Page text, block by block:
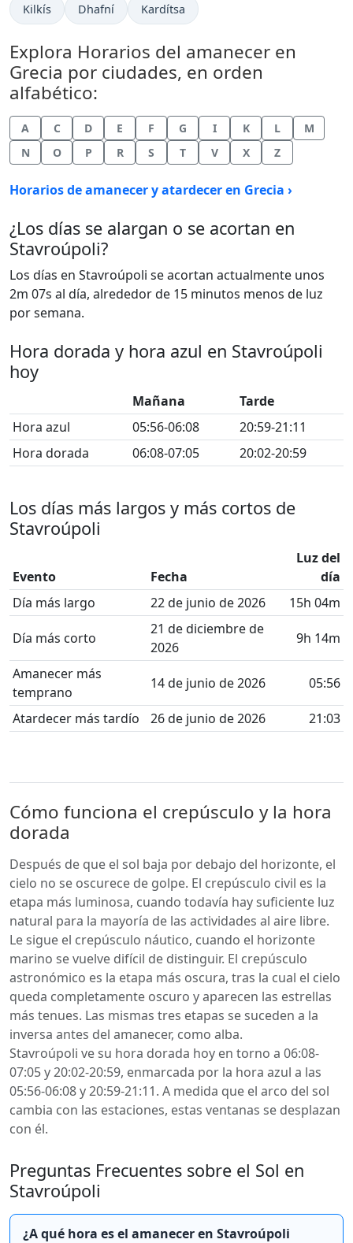
Kilkís Dhafní Kardítsa
Explora Horarios del amanecer en
Grecia por ciudades, en orden
alfabético:
A C D E F G I K L
M
N
O P R S T V X Z
Horarios de amanecer y atardecer en Grecia ›
¿Los días se alargan o se acortan en
Stavroúpoli?
Los días en Stavroúpoli se acortan actualmente unos
2m 07s al día, alrededor de 15 minutos menos de luz
por semana.
Hora dorada y hora azul en Stavroúpoli
hoy
Mañana
Tarde
Hora azul
05:56-06:08
20:59-21:11
Hora dorada
06:08-07:05 20:02-20:59
Los días más largos y más cortos de
Stavroúpoli
Evento Fecha
Luz del
día
Día más largo
22 de junio de 2026 15h 04m
Día más corto
21 de diciembre de
2026
9h 14m
Amanecer más
temprano
14 de junio de 2026 05:56
Atardecer más tardío 26 de junio de 2026 21:03
Cómo funciona el crepúsculo y la hora
dorada
Después de que el sol baja por debajo del horizonte, el
cielo no se oscurece de golpe. El crepúsculo civil es la
etapa más luminosa, cuando todavía hay suficiente luz
natural para la mayoría de las actividades al aire libre.
Le sigue el crepúsculo náutico, cuando el horizonte
marino se vuelve difícil de distinguir. El crepúsculo
astronómico es la etapa más oscura, tras la cual el cielo
queda completamente oscuro y aparecen las estrellas
más tenues. Las mismas tres etapas se suceden a la
inversa antes del amanecer, como alba.
Stavroúpoli ve su hora dorada hoy en torno a 06:08-
07:05 y 20:02-20:59, enmarcada por la hora azul a las
05:56-06:08 y 20:59-21:11. A medida que el arco del sol
cambia con las estaciones, estas ventanas se desplazan
con él.
Preguntas Frecuentes sobre el Sol en
Stavroúpoli
¿A qué hora es el amanecer en Stavroúpoli